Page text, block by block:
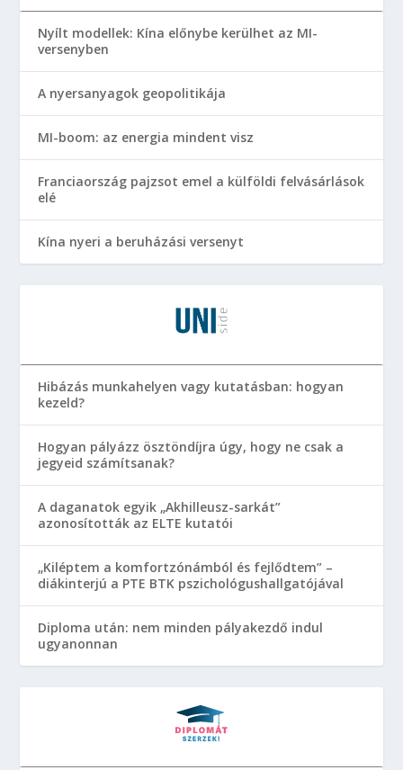
Nyílt modellek: Kína előnybe kerülhet az MI-
versenyben
A nyersanyagok geopolitikája
MI-boom: az energia mindent visz
Franciaország pajzsot emel a külföldi felvásárlások
elé
Kína nyeri a beruházási versenyt
Hibázás munkahelyen vagy kutatásban: hogyan
kezeld?
Hogyan pályázz ösztöndíjra úgy, hogy ne csak a
jegyeid számítsanak?
A daganatok egyik „Akhilleusz-sarkát”
azonosították az ELTE kutatói
„Kiléptem a komfortzónámból és fejlődtem” –
diákinterjú a PTE BTK pszichológushallgatójával
Diploma után: nem minden pályakezdő indul
ugyanonnan